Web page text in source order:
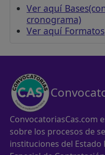
Ver aquí
cronograma)
Ver aquí Formatos
ConvocatoriasCas.com
sobre los procesos de
instituciones del Estado